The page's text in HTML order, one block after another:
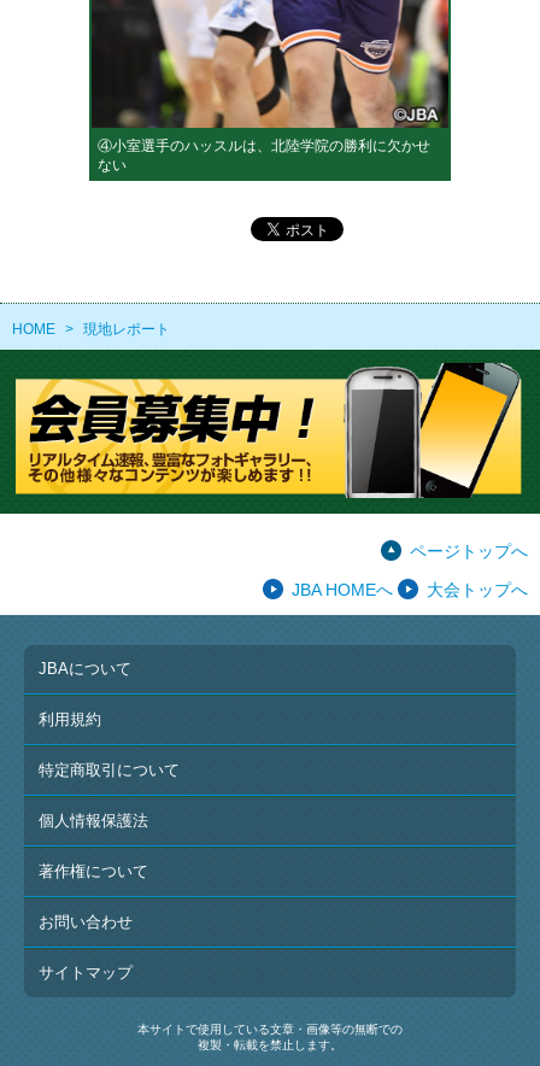
④小室選手のハッスルは、北陸学院の勝利に欠かせ
ない
HOME > 現地レポート
ページトップへ
JBA HOMEへ
大会トップへ
JBAについて
利用規約
特定商取引について
個人情報保護法
著作権について
お問い合わせ
サイトマップ
本サイトで使用している文章・画像等の無断での
複製・転載を禁止します。